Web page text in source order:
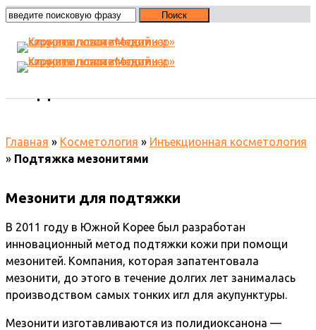
Главная » Косметология » Инъекционная косметология
» Подтяжка мезонитями
Мезонити для подтяжки
В 2011 году в Южной Корее был разработан
инновационный метод подтяжки кожи при помощи
мезонитей. Компания, которая запатентовала
мезонити, до этого в течение долгих лет занималась
производством самых тонких игл для акупунктуры.
Мезонити изготавливаются из полидиоксанона —